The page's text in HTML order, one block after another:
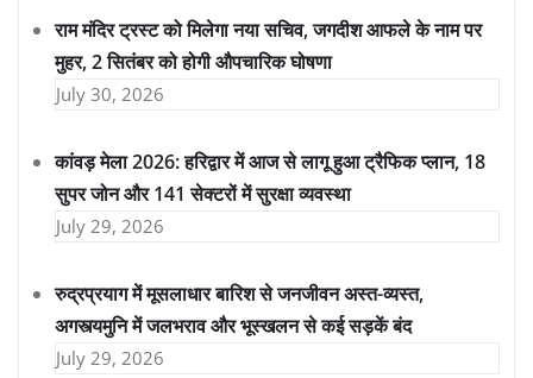
राम मंदिर ट्रस्ट को मिलेगा नया सचिव, जगदीश आफले के नाम पर
मुहर, 2 सितंबर को होगी औपचारिक घोषणा
July 30, 2026
कांवड़ मेला 2026: हरिद्वार में आज से लागू हुआ ट्रैफिक प्लान, 18
सुपर जोन और 141 सेक्टरों में सुरक्षा व्यवस्था
July 29, 2026
रुद्रप्रयाग में मूसलाधार बारिश से जनजीवन अस्त-व्यस्त,
अगस्त्यमुनि में जलभराव और भूस्खलन से कई सड़कें बंद
July 29, 2026